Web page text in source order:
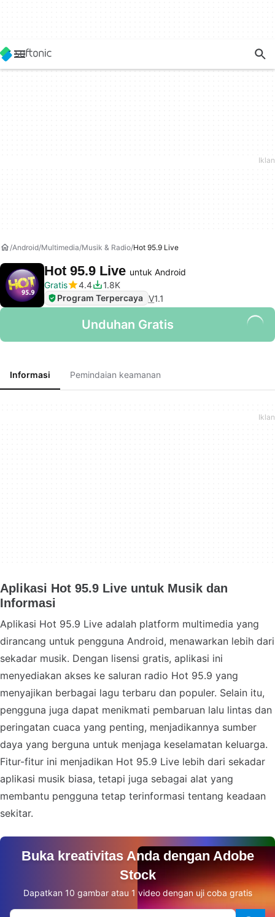
Android Multimedia Musik & Radio Hot 95.9 Live
Hot 95.9 Live untuk Android
Gratis
4.4
1.8K
Program Terpercaya V1.1
Unduhan Gratis
Informasi Pemindaian keamanan
Aplikasi Hot 95.9 Live untuk Musik dan
Informasi
Aplikasi Hot 95.9 Live adalah platform multimedia yang
dirancang untuk pengguna Android, menawarkan lebih dari
sekadar musik. Dengan lisensi gratis, aplikasi ini
menyediakan akses ke saluran radio Hot 95.9 yang
menyajikan berbagai lagu terbaru dan populer. Selain itu,
pengguna juga dapat menikmati pembaruan lalu lintas dan
peringatan cuaca yang penting, menjadikannya sumber
daya yang berguna untuk menjaga keselamatan keluarga.
Fitur-fitur ini menjadikan Hot 95.9 Live lebih dari sekadar
aplikasi musik biasa, tetapi juga sebagai alat yang
membantu pengguna tetap terinformasi tentang keadaan
sekitar.
Buka kreativitas Anda dengan Adobe
Stock
Dapatkan 10 gambar atau 1 video dengan uji coba gratis
Cari di situs web Adobe.com